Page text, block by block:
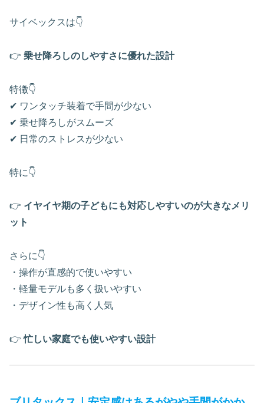
サイベックスは👇
👉 乗せ降ろしのしやすさに優れた設計
特徴👇
✔ ワンタッチ装着で手間が少ない
✔ 乗せ降ろしがスムーズ
✔ 日常のストレスが少ない
特に👇
👉 イヤイヤ期の子どもにも対応しやすいのが大きなメリ
ット
さらに👇
・操作が直感的で使いやすい
・軽量モデルも多く扱いやすい
・デザイン性も高く人気
👉忙しい家庭でも使いやすい設計